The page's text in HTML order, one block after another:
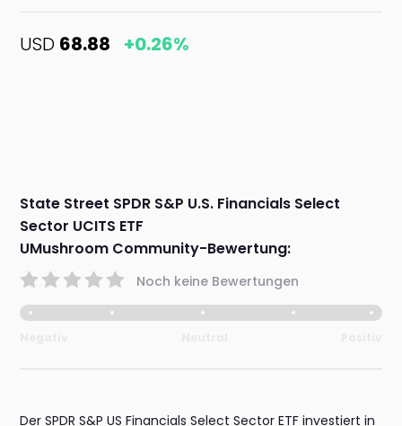
USD 68.88 +0.26%
State Street SPDR S&P U.S. Financials Select
Sector UCITS ETF
UMushroom Community-Bewertung:
Noch keine Bewertungen
Der SPDR S&P US Financials Select Sector ETF investiert in